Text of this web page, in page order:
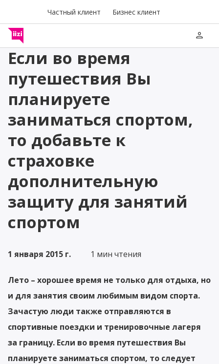
Частный клиент Бизнес клиент
person
Если во время
путешествия Вы
планируете
заниматься спортом,
то добавьте к
страховке
дополнительную
защиту для занятий
спортом
1 января 2015 г. 1 мин чтения
Лето – хорошее время не только для отдыха, но
и для занятия своим любимым видом спорта.
Зачастую люди также отправляются в
спортивные поездки и тренировочные лагеря
за границу. Если во время путешествия Вы
планируете заниматься спортом, то следует